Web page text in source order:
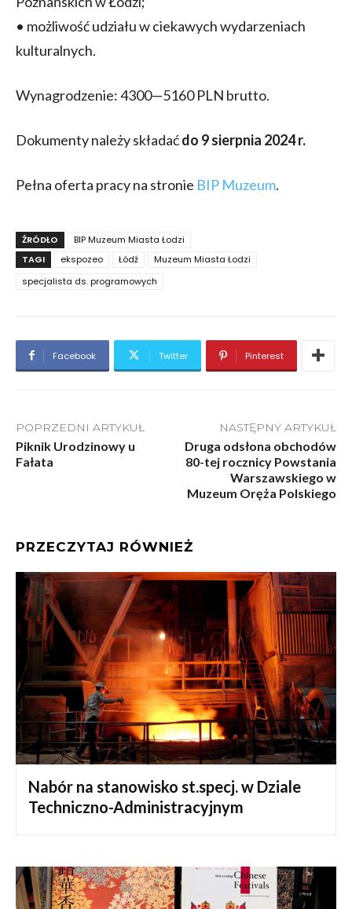
• możliwość udziału w ciekawych wydarzeniach
kulturalnych.
Wynagrodzenie: 4300—5160 PLN brutto.
Dokumenty należy składaćdo 9 sierpnia 2024 r.
Pełna oferta pracy na stronie BIP Muzeum.
ŹRÓDŁO
BIP Muzeum Miasta Łodzi
TAGI
ekspozeo Łódź
Muzeum Miasta Łodzi
specjalista ds. programowych
Facebook Twitter Pinterest
POPRZEDNI ARTYKUŁ
Piknik Urodzinowy u
Fałata
NASTĘPNY ARTYKUŁ
Druga odsłona obchodów
80-tej rocznicy Powstania
Warszawskiego w
Muzeum Oręża Polskiego
PRZECZYTAJ RÓWNIEŻ
Nabór na stanowisko st.specj. w Dziale
Techniczno-Administracyjnym